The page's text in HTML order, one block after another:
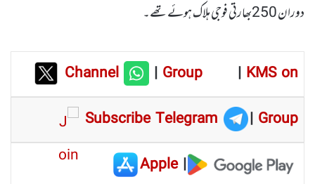
دوران 250بھارتی فوجی ہلاک ہوئے تھے۔
Channel |Group | KMS on
Subscribe Telegram
| Group
|
Apple